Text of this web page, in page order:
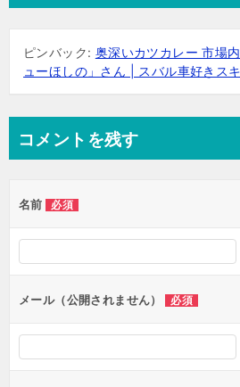
ピンバック: 奥深いカツカレー 市場
ューほしの」さん | スバル車好きス
コメントを残す
名前 必須
メール（公開されません） 必須